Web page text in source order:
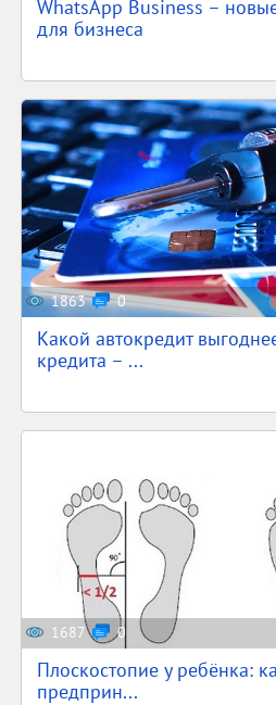
WhatsApp Business –
для бизнеса
1863 0
Какой автокредит
кредита – ...
1687 0
Плоскостопие у ребёнка:
предприн...